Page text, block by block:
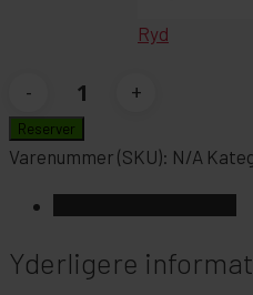
Ryd
Gaskomfur
med
6
Reserver
Varenummer (SKU): N/A
Yderligere